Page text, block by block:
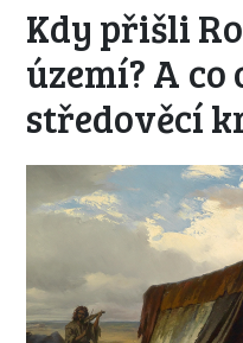
Kdy přišli
území? A
středověcí